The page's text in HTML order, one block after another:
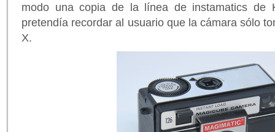
modo una copia de la línea de instamatics de
pretendía recordar al usuario que la cámara sólo
X.